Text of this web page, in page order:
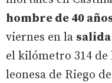
hombre de 40
viernes en la
el kilómetro 314 de
leonesa de Riego